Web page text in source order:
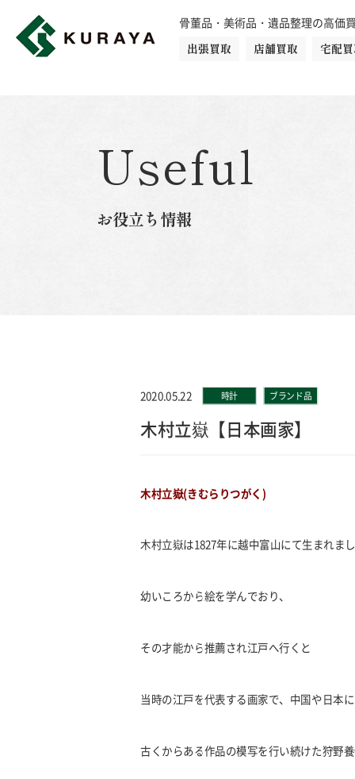
骨董品・美術品・遺品整理の高価
出張買取
店舗買取 宅配
ダイヤモンド
楽器
Useful
お役立ち情報
2020.05.22 時計 ブランド品
木村立嶽【日本画家】
木村立嶽(きむらりつがく)
木村立嶽は1827年に越中富山にて生まれま
幼いころから絵を学んでおり、
その才能から推薦され江戸へ行くと
当時の江戸を代表する画家で、中国や日本に
古くからある作品の模写を行い続けた狩野